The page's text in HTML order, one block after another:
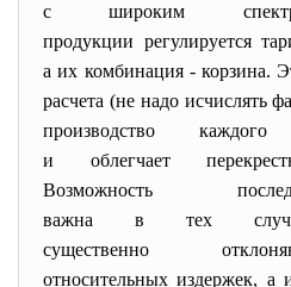
с широким
продукции регулируется
а их комбинация - корзина.
расчета (не надо исчислять
производство
и облегчает
Возможность
важна в тех
существенно
относительных издержек, а